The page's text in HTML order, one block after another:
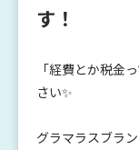
す！
「経費とか税金
さい✨
グラマラスブラ